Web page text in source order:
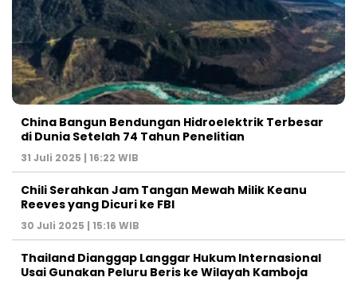
China Bangun Bendungan Hidroelektrik Terbesar
di Dunia Setelah 74 Tahun Penelitian
31 Juli 2025 | 16:22 WIB
Chili Serahkan Jam Tangan Mewah Milik Keanu
Reeves yang Dicuri ke FBI
30 Juli 2025 | 15:16 WIB
Thailand Dianggap Langgar Hukum Internasional
Usai Gunakan Peluru Beris ke Wilayah Kamboja